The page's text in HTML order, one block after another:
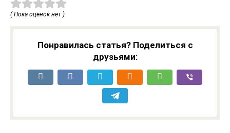
( Пока оценок нет )
Понравилась статья? Поделиться с
друзьями: